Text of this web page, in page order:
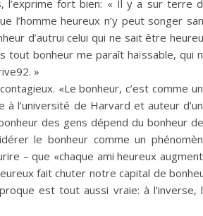
l’exprime fort bien: « Il y a sur terre
l’homme heureux n’y peut songer
d’autrui celui qui ne sait être
tout bonheur me paraît haïssable, qui
»
«Le bonheur, c’est comme
l’université de Harvard et auteur
des gens dépend du bonheur
le bonheur comme un
– que «chaque ami heureux
fait chuter notre capital de
est tout aussi vraie: à l’inverse,